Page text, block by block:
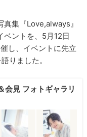
集『Love,always』
ベントを、5月12日
し、イベントに先立
りました。
見 フォトギャラリ